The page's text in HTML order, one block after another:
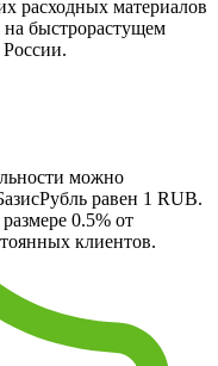
расходных материалов
на быстрорастущем
можно
равен 1 RUB.
0.5% от
клиентов.